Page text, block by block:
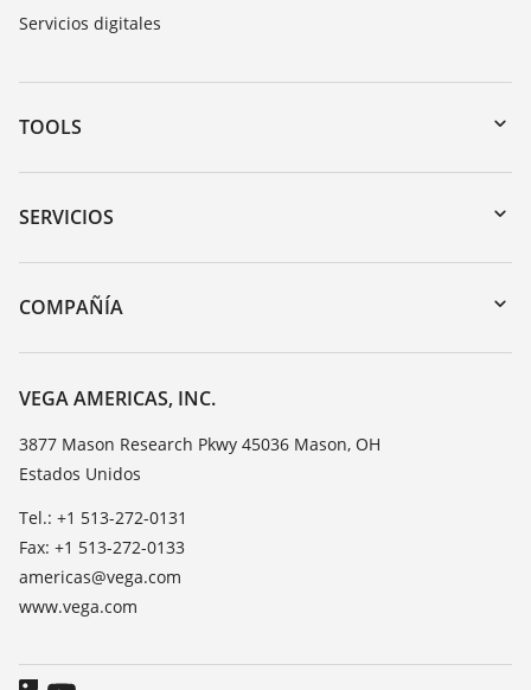
Servicios digitales
TOOLS
Zona de descarga
Búsqueda por número de serie
DTM Collection/PACTware
SERVICIOS
Devolución de instrumentos
Cursos de formacion
TeamViewer
COMPAÑÍA
Acerca de VEGA
Contacto
Notícias
Prensa
Blog
VEGA AMERICAS, INC.
3877 Mason Research Pkwy 45036 Mason, OH
Estados Unidos
Tel.: +1 513-272-0131
Fax: +1 513-272-0133
americas@vega.com
www.vega.com